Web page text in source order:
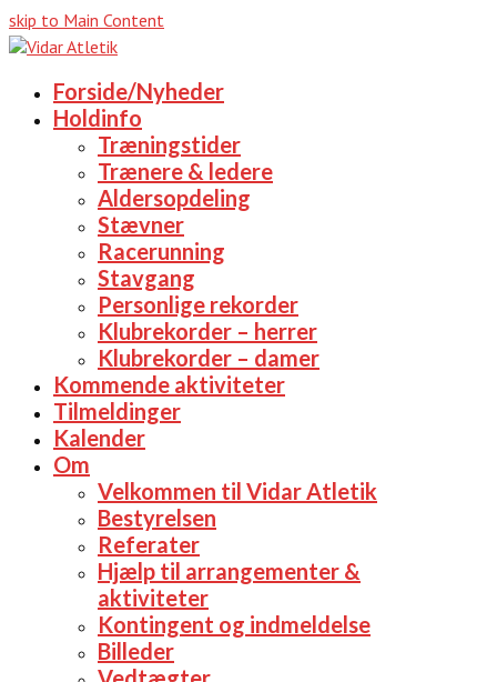
skip to Main Content
Forside/Nyheder
Holdinfo
Træningstider
Trænere & ledere
Aldersopdeling
Stævner
Racerunning
Stavgang
Personlige rekorder
Klubrekorder – herrer
Klubrekorder – damer
Kommende aktiviteter
Tilmeldinger
Kalender
Om
Velkommen til Vidar Atletik
Bestyrelsen
Referater
Hjælp til arrangementer &
aktiviteter
Kontingent og indmeldelse
Billeder